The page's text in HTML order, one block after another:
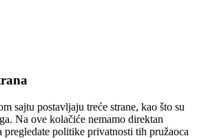
sajtu postavljaju treće strane, kao što su
Na ove kolačiće nemamo direktan
pregledate politike privatnosti tih pružaoca